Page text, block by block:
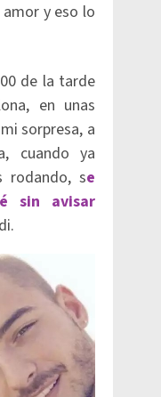
y eso lo
de la tarde
en unas
sorpresa, a
cuando ya
rodando, se
sin avisar